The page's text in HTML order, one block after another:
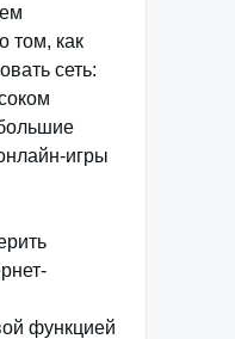
том, как
сеть:
игры
функцией